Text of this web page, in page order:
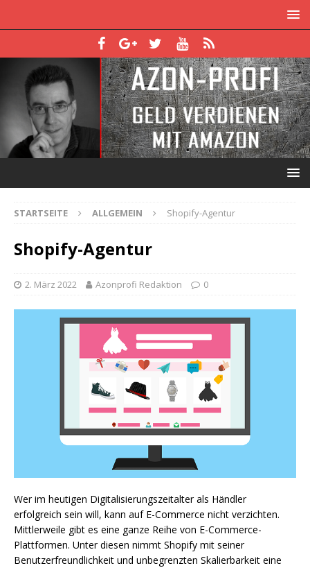
STARTSEITE ALLGEMEIN Shopify-Agentur
Shopify-Agentur
2. März 2022 Azonprofi Redaktion 0
Wer im heutigen Digitalisierungszeitalter als Händler
erfolgreich sein will, kann auf E-Commerce nicht verzichten.
Mittlerweile gibt es eine ganze Reihe von E-Commerce-
Plattformen. Unter diesen nimmt Shopify mit seiner
Benutzerfreundlichkeit und unbegrenzten Skalierbarkeit eine